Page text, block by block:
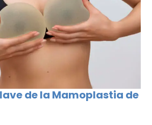
de la Mamoplastia de